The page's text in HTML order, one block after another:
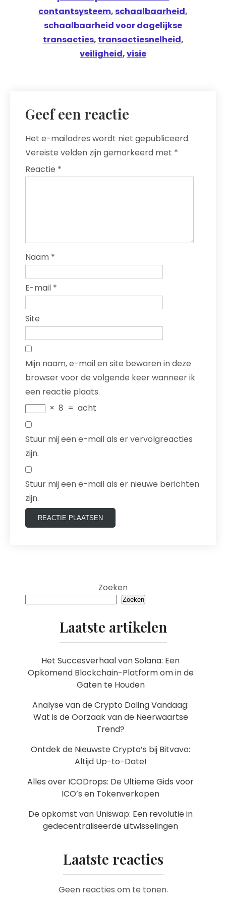
contantsysteem,schaalbaarheid,
schaalbaarheid voor dagelijkse
transacties, transactiesnelheid,
veiligheid,visie
Geef een reactie
Het e-mailadres wordt niet gepubliceerd.
Vereiste velden zijn gemarkeerd met *
Reactie *
Naam *
E-mail *
Site
Mijn naam, e-mail en site bewaren in deze
browser voor de volgende keer wanneer ik
een reactie plaats.
× 8 = acht
Stuur mij een e-mail als er vervolgreacties
zijn.
Stuur mij een e-mail als er nieuwe berichten
zijn.
Zoeken
Zoeken
Laatste artikelen
Het Succesverhaal van Solana: Een
Opkomend Blockchain-Platform om in de
Gaten te Houden
Analyse van de Crypto Daling Vandaag:
Wat is de Oorzaak van de Neerwaartse
Trend?
Ontdek de Nieuwste Crypto’s bij Bitvavo:
Altijd Up-to-Date!
Alles over ICODrops: De Ultieme Gids voor
ICO’s en Tokenverkopen
De opkomst van Uniswap: Een revolutie in
gedecentraliseerde uitwisselingen
Laatste reacties
Geen reacties om te tonen.